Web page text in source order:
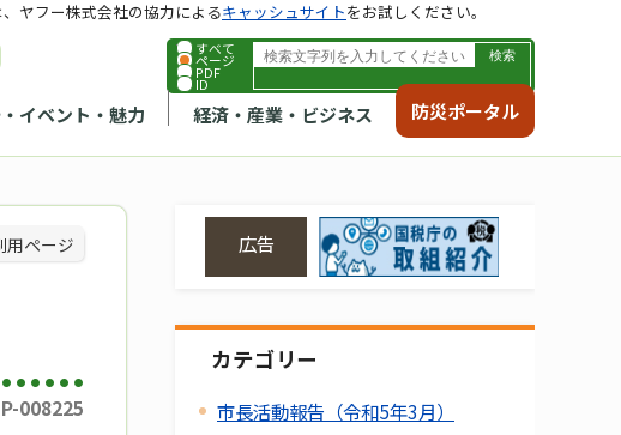
すべて
ページ
PDF
ID
イベント・魅力 経済・産業・ビジネス 防災ポータル
ヤフー株式会社の協力によるキャッシュサイトをお試しください。
用ページ
008225
広告
カテゴリー
市長活動報告（令和5年3月）